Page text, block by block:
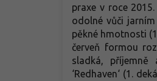
praxe v roce
odolné vůči
pěkné hmotnosti
červeň formou
sladká, příjemně
‘Redhaven‘ (1.